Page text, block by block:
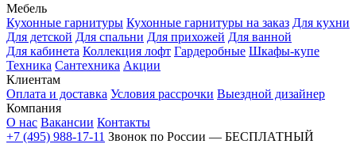
Мебель
Кухонные гарнитуры Кухонные гарнитуры на заказ Для кухни
Для детской Для спальни Для прихожей Для ванной
Для кабинета Коллекция лофт Гардеробные Шкафы-купе
Техника Сантехника Акции
Клиентам
Оплата и доставка Условия рассрочки Выездной дизайнер
Компания
О нас Вакансии Контакты
+7 (495) 988-17-11 Звонок по России — БЕСПЛАТНЫЙ